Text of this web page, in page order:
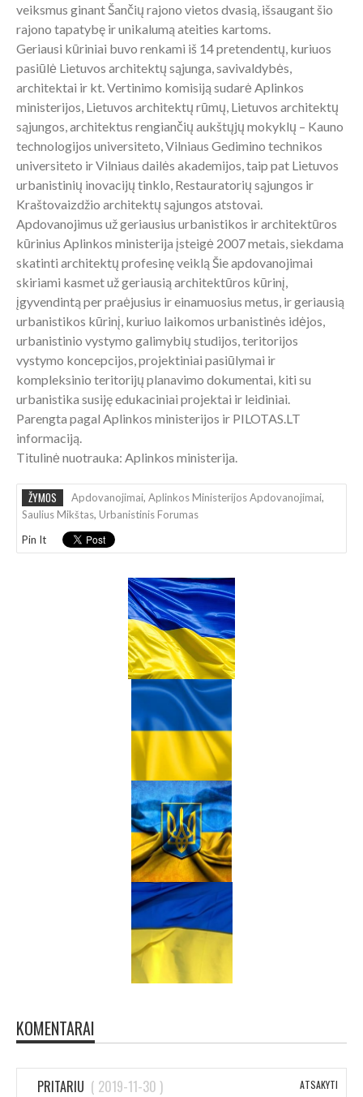
veiksmus ginant Šančių rajono vietos dvasią, išsaugant šio
rajono tapatybę ir unikalumą ateities kartoms.
Geriausi kūriniai buvo renkami iš 14 pretendentų, kuriuos
pasiūlė Lietuvos architektų sąjunga, savivaldybės,
architektai ir kt. Vertinimo komisiją sudarė Aplinkos
ministerijos, Lietuvos architektų rūmų, Lietuvos architektų
sąjungos, architektus rengiančių aukštųjų mokyklų – Kauno
technologijos universiteto, Vilniaus Gedimino technikos
universiteto ir Vilniaus dailės akademijos, taip pat Lietuvos
urbanistinių inovacijų tinklo, Restauratorių sąjungos ir
Kraštovaizdžio architektų sąjungos atstovai.
Apdovanojimus už geriausius urbanistikos ir architektūros
kūrinius Aplinkos ministerija įsteigė 2007 metais, siekdama
skatinti architektų profesinę veiklą Šie apdovanojimai
skiriami kasmet už geriausią architektūros kūrinį,
įgyvendintą per praėjusius ir einamuosius metus, ir geriausią
urbanistikos kūrinį, kuriuo laikomos urbanistinės idėjos,
urbanistinio vystymo galimybių studijos, teritorijos
vystymo koncepcijos, projektiniai pasiūlymai ir
kompleksinio teritorijų planavimo dokumentai, kiti su
urbanistika susiję edukaciniai projektai ir leidiniai.
Parengta pagal Aplinkos ministerijos ir PILOTAS.LT
informaciją.
Titulinė nuotrauka: Aplinkos ministerija.
ŽYMOS Apdovanojimai, Aplinkos Ministerijos Apdovanojimai,
Saulius Mikštas, Urbanistinis Forumas
Pin It
KOMENTARAI
PRITARIU ( 2019-11-30 ) ATSAKYTI